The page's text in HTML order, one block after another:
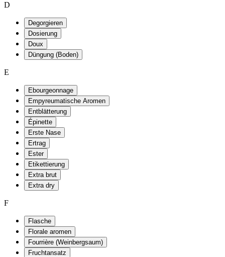
D
Degorgieren
Dosierung
Doux
Düngung (Boden)
E
Ebourgeonnage
Empyreumatische Aromen
Entblätterung
Épinette
Erste Nase
Ertrag
Ester
Etikettierung
Extra brut
Extra dry
F
Flasche
Florale aromen
Fourrière (Weinbergsaum)
Fruchtansatz